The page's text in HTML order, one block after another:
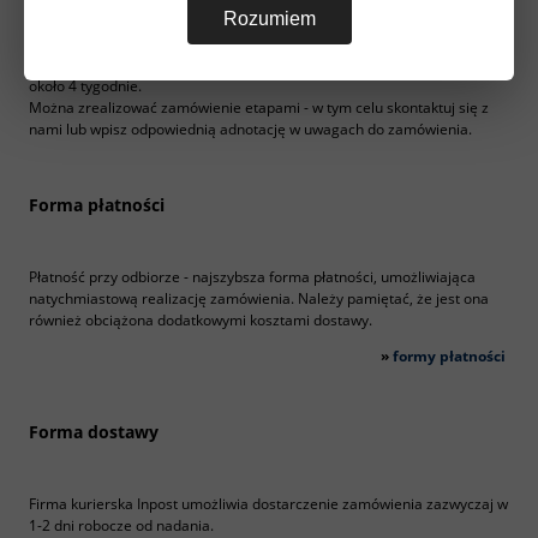
zamówienie, termin dostawy będzie ustalony indywidualnie.
Standardowy czas dostawy to 5 dni roboczych, poza produktami ze
około 4 tygodnie.
Można zrealizować zamówienie etapami - w tym celu skontaktuj się z
nami lub wpisz odpowiednią adnotację w uwagach do zamówienia.
Forma płatności
Płatność przy odbiorze - najszybsza forma płatności, umożliwiająca
natychmiastową realizację zamówienia. Należy pamiętać, że jest ona
również obciążona dodatkowymi kosztami dostawy.
»formy płatności
Forma dostawy
Firma kurierska Inpost umożliwia dostarczenie zamówienia zazwyczaj w
1-2 dni robocze od nadania.
Rozumiem